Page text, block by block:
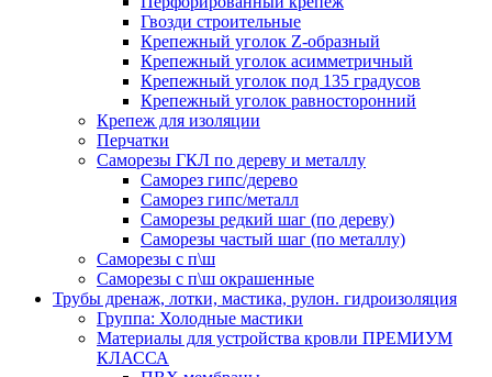
Гвозди строительные
Крепежный уголок Z-образный
Крепежный уголок асимметричный
Крепежный уголок под 135 градусов
Крепежный уголок равносторонний
Крепеж для изоляции
Перчатки
Саморезы ГКЛ по дереву и металлу
Саморез гипс/дерево
Саморез гипс/металл
Саморезы редкий шаг (по дереву)
Саморезы частый шаг (по металлу)
Саморезы с п\ш
Саморезы с п\ш окрашенные
Трубы дренаж, лотки, мастика, рулон. гидроизоляция
Группа: Холодные мастики
Материалы для устройства кровли ПРЕМИУМ
КЛАССА